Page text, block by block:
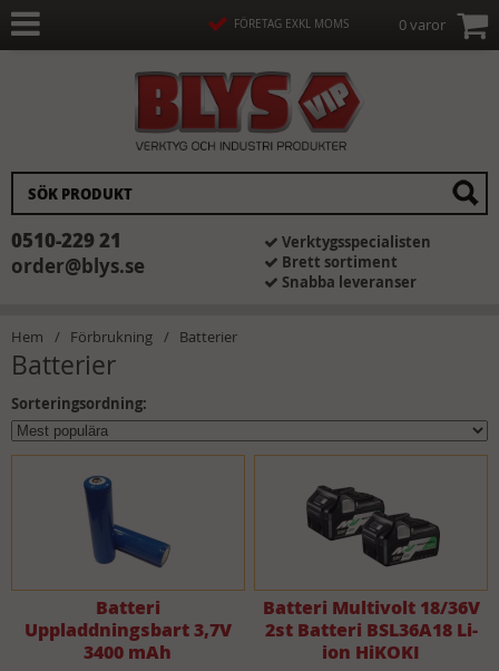
0 varor
FÖRETAG EXKL MOMS
0510-229 21
order@blys.se
Verktygsspecialisten
Brett sortiment
Snabba leveranser
Hem Förbrukning Batterier
Batterier
Sorteringsordning:
Batteri
Uppladdningsbart 3,7V
3400 mAh
Batteri Multivolt 18/36V
2st Batteri BSL36A18 Li-
ion HiKOKI